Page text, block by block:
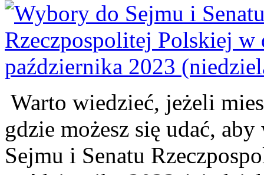
Warto wiedzieć, jeżeli
gdzie możesz się udać,
Sejmu i Senatu